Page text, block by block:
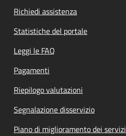
Richiedi assistenza
Statistiche del portale
Leggi le FAQ
Pagamenti
Riepilogo valutazioni
Segnalazione disservizio
Piano di miglioramento dei servizi